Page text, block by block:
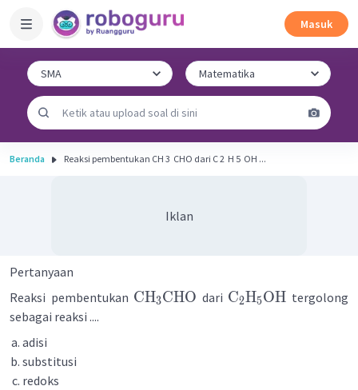
Masuk
Beranda Reaksi pembentukan CH 3 ​ CHO dari C 2 ​ H 5 ​ OH ...
Iklan
Pertanyaan
Reaksi pembentukan CH3CHO dari C2H5OH tergolong
sebagai reaksi ....
adisi
substitusi
redoks